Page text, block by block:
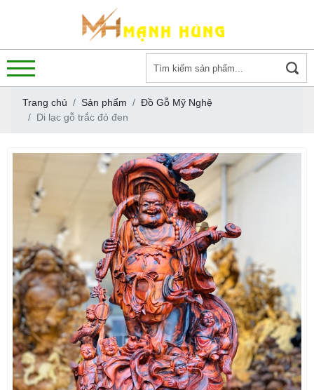
Trang chủ Sản phẩm
Đồ Gỗ Mỹ Nghệ
Di lạc gỗ trắc đỏ đen